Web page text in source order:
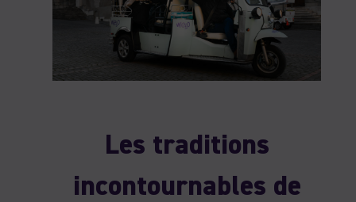
Les traditions
incontournables de